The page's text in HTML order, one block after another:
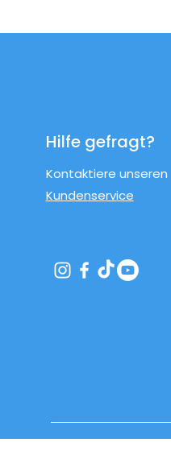
Hilfe gefragt?
Kontaktiere unseren
Kundenservice